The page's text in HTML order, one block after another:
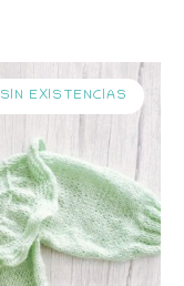
SIN EXISTENCIAS